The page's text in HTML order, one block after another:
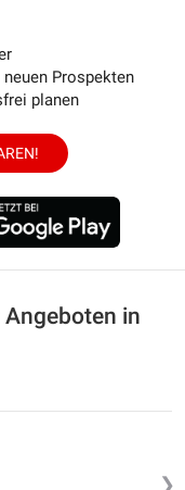
Prospekten
planen
Angeboten in
❯